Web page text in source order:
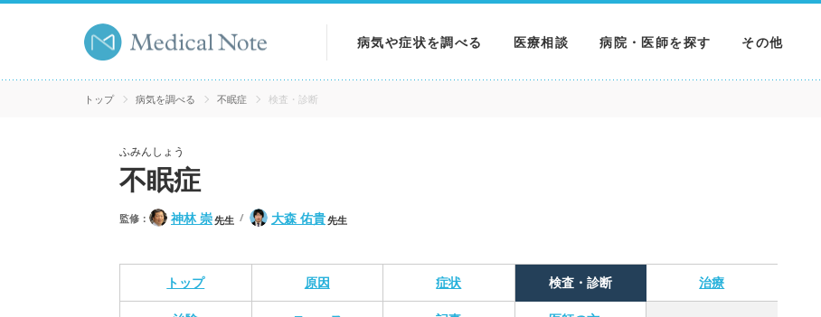
病気や症状を調べる
病気を調べる
医療相談 病院・医師を探す
病院を探す
その他
MNニュース
トップ 病気を調べる 不眠症 検査・診断
ふみんしょう
不眠症
監修： 神林 崇先生 大森 佑貴先生
トップ 原因 症状 検査・診断 治療